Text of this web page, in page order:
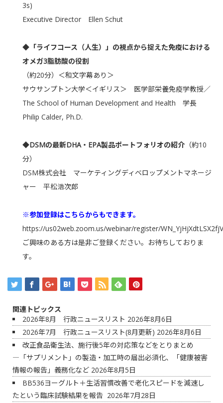
3s)
Executive Director Ellen Schut
◆「ライフコース（人生）」の視点から捉えた免疫における
オメガ3脂肪酸の役割
（約20分）＜和文字幕あり＞
サウサンプトン大学＜イギリス＞ 医学部栄養免疫学教授／
The School of Human Development and Health 学長
Philip Calder, Ph.D.
◆DSMの最新DHA・EPA製品ポートフォリオの紹介 （約10
分）
DSM株式会社 マーケティングディベロップメントマネージ
ャー 平松浩次郎
※参加登録はこちらからもできます。
https://us02web.zoom.us/webinar/register/
ご興味のある方は是非ご登録ください。お待ちしておりま
す。
関連トピックス
2026年8月 行政ニュースリスト 2026年8月6日
2026年7月 行政ニュースリスト(8月更新) 2026年8月6日
改正食品衛生法、施行後5年の対応策などをとりまとめ
―「サプリメント」の製造・加工時の届出必須化、「健康被害
情報の報告」義務化など 2026年8月5日
BB536ヨーグルト＋生活習慣改善で老化スピードを減速し
たという臨床試験結果を報告 2026年7月28日